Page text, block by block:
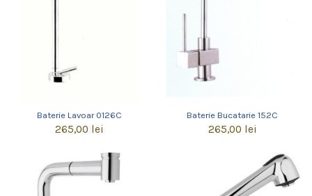
Baterie Lavoar 0126C
265,00 lei
Baterie Bucatarie 152C
265,00 lei